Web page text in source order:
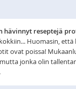
hävinnyt reseptejä
Huomasin,
ovat poissa!
jonka olin